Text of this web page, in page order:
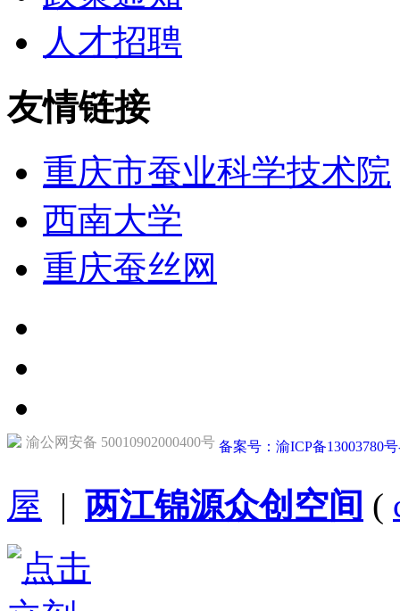
人才招聘
友情链接
重庆市蚕业科学技术院
西南大学
重庆蚕丝网
渝公网安备 50010902000400号 备案号：渝ICP备13003780
屋 | 两江锦源众创空间 (